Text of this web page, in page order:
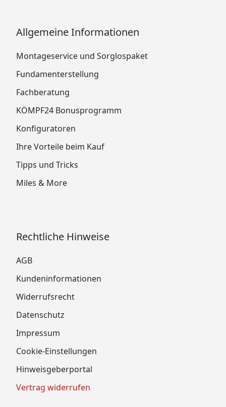
Allgemeine Informationen
Montageservice und Sorglospaket
Fundamenterstellung
Fachberatung
KÖMPF24 Bonusprogramm
Konfiguratoren
Ihre Vorteile beim Kauf
Tipps und Tricks
Miles & More
Rechtliche Hinweise
AGB
Kundeninformationen
Widerrufsrecht
Datenschutz
Impressum
Cookie-Einstellungen
Hinweisgeberportal
Vertrag widerrufen